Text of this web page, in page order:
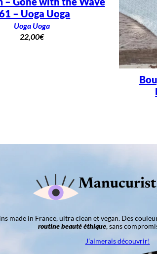
– Uoga Uoga
Uoga Uoga
22,00€
Manucurist
made in France, ultra clean et vegan. Des
routine beauté éthique, sans
J’aimerais découvrir!